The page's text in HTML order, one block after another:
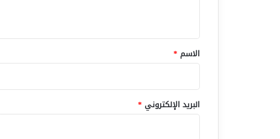
*
الاسم *
البريد الإلكتروني *